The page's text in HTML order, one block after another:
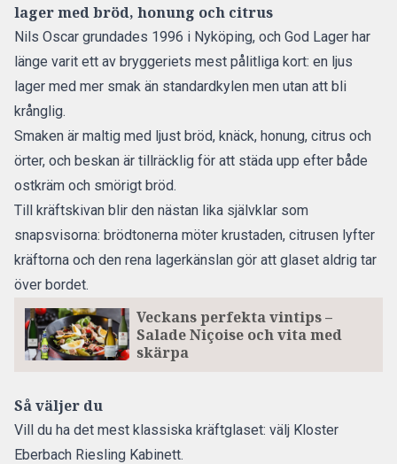
lager med bröd, honung och citrus
Nils Oscar grundades 1996 i Nyköping, och God Lager har
länge varit ett av bryggeriets mest pålitliga kort: en ljus
lager med mer smak än standardkylen men utan att bli
krånglig.
Smaken är maltig med ljust bröd, knäck, honung, citrus och
örter, och beskan är tillräcklig för att städa upp efter både
ostkräm och smörigt bröd.
Till kräftskivan blir den nästan lika självklar som
snapsvisorna: brödtonerna möter krustaden, citrusen lyfter
kräftorna och den rena lagerkänslan gör att glaset aldrig tar
över bordet.
Veckans perfekta vintips –
Salade Niçoise och vita med
skärpa
Så väljer du
Vill du ha det mest klassiska kräftglaset: välj Kloster
Eberbach Riesling Kabinett.